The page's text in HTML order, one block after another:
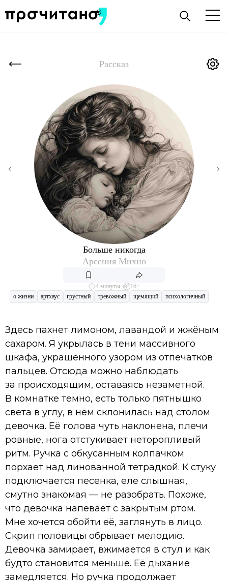
Рассказ
Больше никогда
Арсения Михно
4 минуты
16+
о жизни
артхаус грустный тревожный щемящий психологичный
Здесь пахнет лимоном, лавандой и жжёным
сахаром. Я укрылась в тени массивного
шкафа, украшенного узором из отпечатков
пальцев. Отсюда можно наблюдать
за происходящим, оставаясь незаметной.
В комнатке темно, есть только пятнышко
света в углу, в нём склонилась над столом
девочка. Её голова чуть наклонена, плечи
ровные, нога отстукивает неторопливый
ритм. Ручка с обкусанным колпачком
порхает над линованной тетрадкой. К стуку
подключается песенка, еле слышная,
смутно знакомая — не разобрать. Похоже,
что девочка напевает с закрытым ртом.
Мне хочется обойти её, заглянуть в лицо.
Скрип половицы обрывает мелодию.
Девочка замирает, вжимается в стул и как
будто становится меньше. Её дыхание
замедляется. Но ручка продолжает